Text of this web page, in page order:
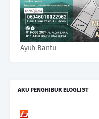
Ayuh Bantu
AKU PENGHIBUR BLOGLIST